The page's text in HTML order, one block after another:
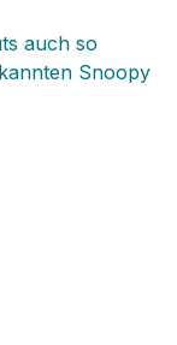
auch so
Snoopy